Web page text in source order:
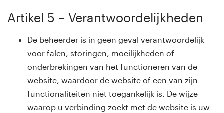
Artikel 5 – Verantwoordelijkheden
De beheerder is in geen geval verantwoordelijk
voor falen, storingen, moeilijkheden of
onderbrekingen van het functioneren van de
website, waardoor de website of een van zijn
functionaliteiten niet toegankelijk is. De wijze
waarop u verbinding zoekt met de website is uw